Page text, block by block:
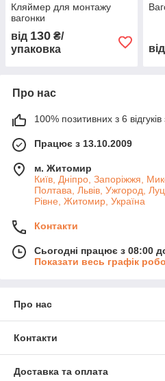
Кляймер для монтажу
вагонки
від 130 ₴/
упаковка
від
Про нас
100% позитивних з 6 відгуків
Працює з 13.10.2009
м. Житомир
Київ, Дніпро, Запоріжжя,
Полтава, Львів, Ужгород,
Рівне, Житомир, Україна
Контакти
Сьогодні працює з 08:00
Показати весь графік
Про нас
Контакти
Доставка та оплата